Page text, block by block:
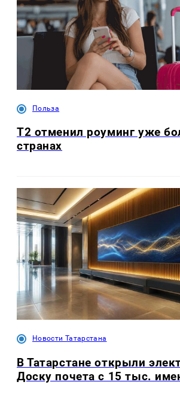
Польза
Т2 отменил роуминг уже
странах
Новости Татарстана
В Татарстане открыли
Доску почета с 15 тыс.